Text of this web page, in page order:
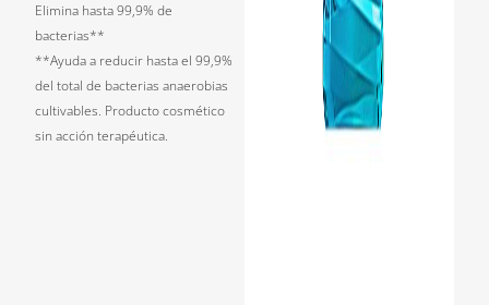
Elimina hasta 99,9% de
bacterias**
**Ayuda a reducir hasta el 99,9%
del total de bacterias anaerobias
cultivables. Producto cosmético
sin acción terapéutica.